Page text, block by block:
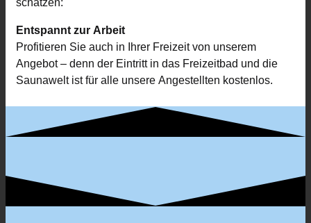
schätzen:
Entspannt zur Arbeit
Profitieren Sie auch in Ihrer Freizeit von unserem
Angebot – denn der Eintritt in das Freizeitbad und die
Saunawelt ist für alle unsere Angestellten kostenlos.